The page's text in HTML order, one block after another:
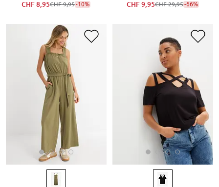
CHF 8,95CHF 9,95-10%
CHF 9,95CHF 29,95-66%